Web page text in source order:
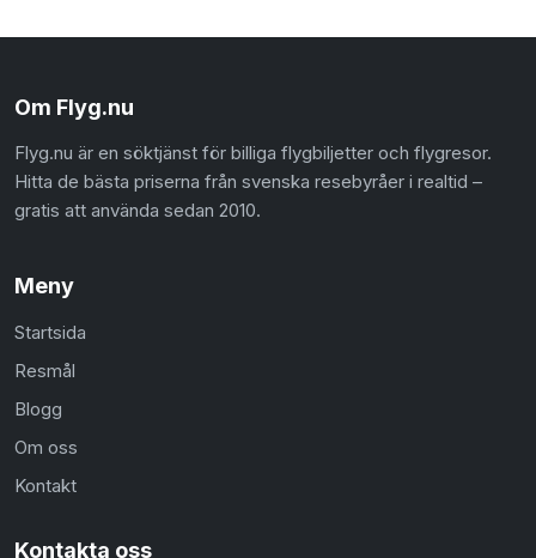
Om Flyg.nu
Flyg.nu är en söktjänst för billiga flygbiljetter och flygresor.
Hitta de bästa priserna från svenska resebyråer i realtid –
gratis att använda sedan 2010.
Meny
Startsida
Resmål
Blogg
Om oss
Kontakt
Kontakta oss